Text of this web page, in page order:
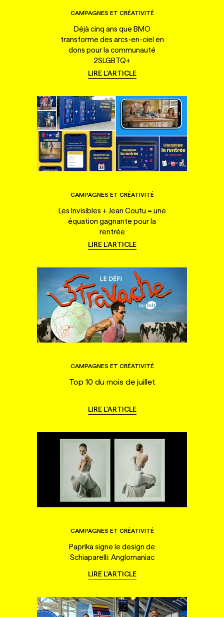
CAMPAGNES ET CRÉATIVITÉ
Déjà cinq ans que BMO
transforme des arcs-en-ciel en
dons pour la communauté
2SLGBTQ+
LIRE L'ARTICLE
CAMPAGNES ET CRÉATIVITÉ
Les Invisibles + Jean Coutu = une
équation gagnante pour la
rentrée
LIRE L'ARTICLE
CAMPAGNES ET CRÉATIVITÉ
Top 10 du mois de juillet
LIRE L'ARTICLE
CAMPAGNES ET CRÉATIVITÉ
Paprika signe le design de
Schiaparelli: Anglomaniac
LIRE L'ARTICLE